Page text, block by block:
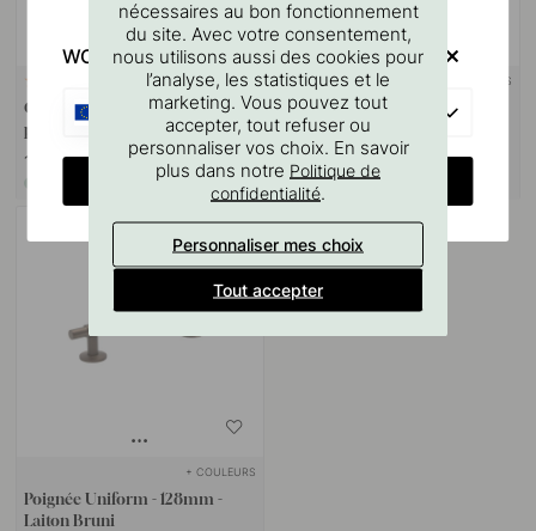
SUPPORT MURAL
Goupille à vis M4x50mm 1
pièce
1.10 €
27 + LONGUEURS
Poignée Profilée Lip - Laiton
Bruni
11 €
En stock
+ COULEURS
Poignée Uniform - 128mm -
Laiton Bruni
nécessaires au bon fonctionnement
du site. Avec votre consentement,
nous utilisons aussi des cookies pour
l’analyse, les statistiques et le
marketing. Vous pouvez tout
accepter, tout refuser ou
personnaliser vos choix. En savoir
plus dans notre Politique de
confidentialité.
Personnaliser mes choix
Tout accepter
WOULD YOU RATHER VISIT?
CHANGE COUNTRY